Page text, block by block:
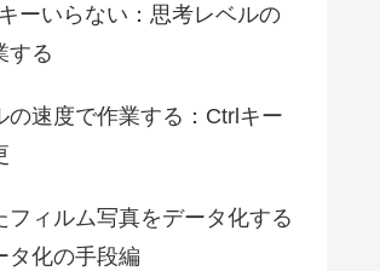
ーいらない：思考レベルの
する
の速度で作業する：Ctrlキー
フィルム写真をデータ化する
タ化の手段編